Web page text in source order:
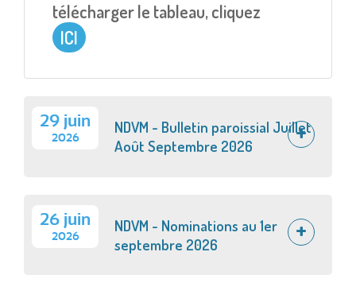
télécharger le tableau, cliquez
ICI
29 juin
2026
NDVM - Bulletin paroissial Juillet
Août Septembre 2026
26 juin
2026
NDVM - Nominations au 1er
septembre 2026